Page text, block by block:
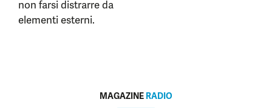
non farsi distrarre da
elementi esterni.
MAGAZINE RADIO